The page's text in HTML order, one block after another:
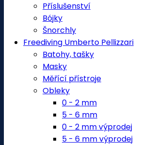
Příslušenství
Bójky
Šnorchly
Freediving Umberto Pellizzari
Batohy, tašky
Masky
Měřící přístroje
Obleky
0 - 2 mm
5 - 6 mm
0 - 2 mm výprodej
5 - 6 mm výprodej